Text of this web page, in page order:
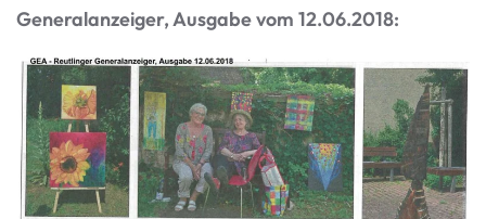
Generalanzeiger, Ausgabe vom 12.06.2018: